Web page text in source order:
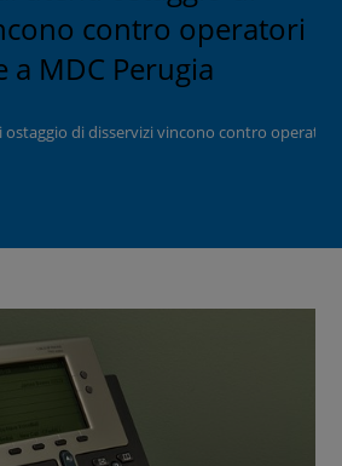
contro operatori
a MDC Perugia
di disservizi vincono contro operatori